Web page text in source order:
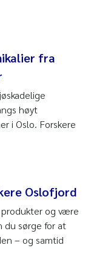
fra
høyt
i Oslo. Forskere
Oslofjord
produkter og være
du sørge for at
– og samtid